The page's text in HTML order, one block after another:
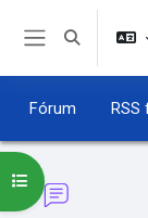
Ir para o conteúdo
Alternar
Fórum RSS
Abrir índice do curso